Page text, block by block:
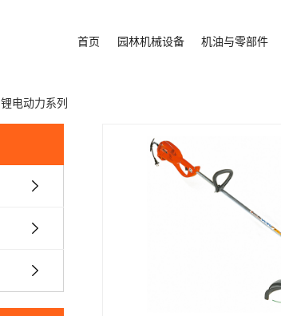
首页 园林机械设备 机油与零部件
锂电动力系列